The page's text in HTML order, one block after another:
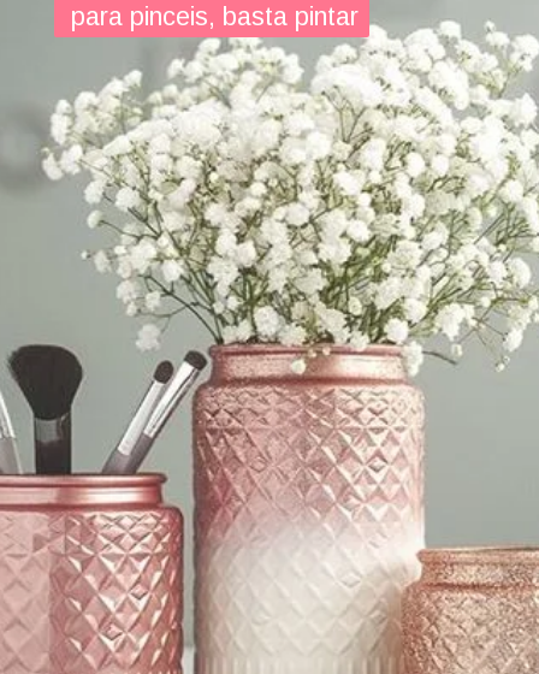
para pinceis, basta pintar
para pinceis, basta pintar